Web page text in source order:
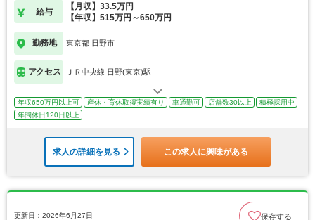
給与
【月収】33.5万円
【年収】515万円～650万円
勤務地 東京都 日野市
アクセス ＪＲ中央線 日野(東京)駅
年収650万円以上可 産休・育休取得実績有り 車通勤可 店舗数30以上
積極採用中
年間休日120日以上
求人の詳細を見る この求人に興味がある
更新日：2026年6月27日 保存する